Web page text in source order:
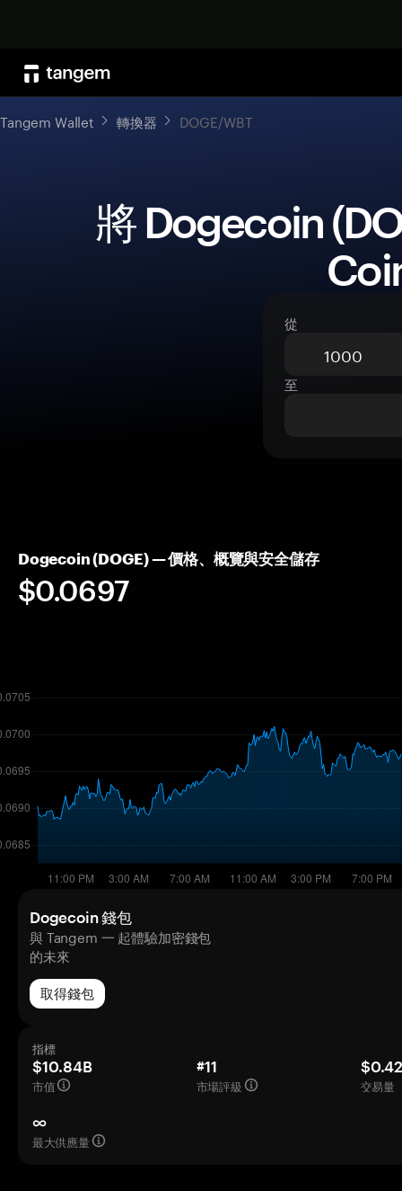
Tangem Wallet 轉換器 DOGE/WBT
從
至
Dogecoin (DOGE) — 價格、概覽與安全儲存
$0.0697
Dogecoin 錢包
與 Tangem 一 起體驗加密錢包
的未來
取得錢包
指標
$10.84B
市值
#11
市場評級
交易量
∞
最大供應量